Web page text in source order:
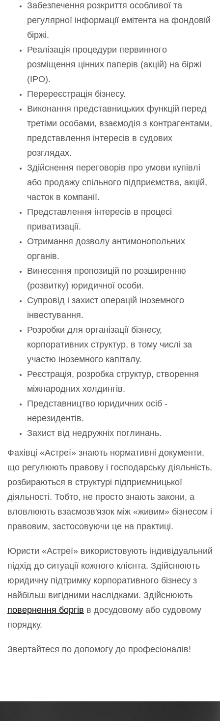
Забезпечення розкриття особливої ​​та
регулярної інформації емітента на фондовій
біржі.
Реалізація процедури первинного
розміщення цінних паперів (акцій) на біржі
(ІРО).
Перереєстрація бізнесу.
Виконання представницьких функцій перед
третіми особами, взаємодія з контрагентами,
представлення інтересів в судових
розглядах.
Здійснення переговорів про умови купівлі
або продажу спільного підприємства, акцій,
часток в компанії.
Представлення інтересів в процесі
приватизації.
Отримання дозволу антимонопольних
органів.
Винесення пропозицій по розширенню
(розвитку) юридичної особи.
Супровід і захист операцій іноземного
інвестування.
Розробки для організації бізнесу,
корпоративних структур, в тому числі за
участю іноземного капіталу.
Реєстрація, розробка структур, створення
міжнародних холдингів.
Представництво юридичних осіб -
нерезидентів.
Захист від недружніх поглинань.
Фахівці «Астреї» знають нормативні документи,
що регулюють правову і господарську діяльність,
розбираються в структурі підприємницької
діяльності. Тобто, не просто знають закони, а
вловлюють взаємозв'язок між «живим» бізнесом і
правовим, застосовуючи це на практиці.
Юристи «Астреї» використовують індивідуальний
підхід до ситуації кожного клієнта. Здійснюють
юридичну підтримку корпоративного бізнесу з
найбільш вигідними наслідками. Здійснюють
повернення боргів в досудовому або судовому
порядку.
Звертайтеся по допомогу до професіоналів!